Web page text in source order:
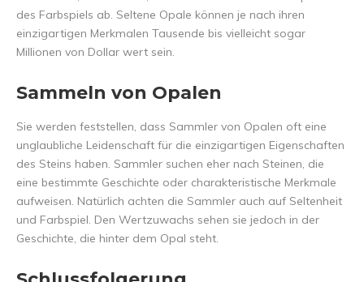
des Farbspiels ab. Seltene Opale können je nach ihren
einzigartigen Merkmalen Tausende bis vielleicht sogar
Millionen von Dollar wert sein.
Sammeln von Opalen
Sie werden feststellen, dass Sammler von Opalen oft eine
unglaubliche Leidenschaft für die einzigartigen Eigenschaften
des Steins haben. Sammler suchen eher nach Steinen, die
eine bestimmte Geschichte oder charakteristische Merkmale
aufweisen. Natürlich achten die Sammler auch auf Seltenheit
und Farbspiel. Den Wertzuwachs sehen sie jedoch in der
Geschichte, die hinter dem Opal steht.